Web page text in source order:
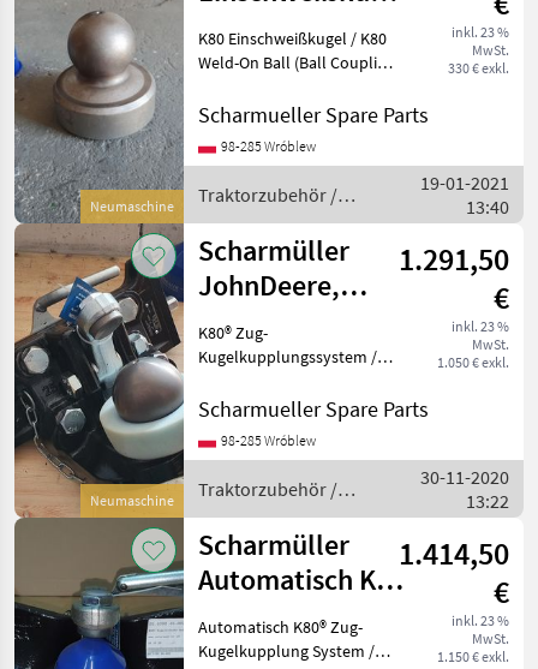
Neumaschine
/ K80 Weld-On
Ball
inkl. 23 %
MwSt.
330 € exkl.
K80 Einschweißkugel / K80
Weld-On Ball (Ball Coupling
(also available with a
holder Art.Nr. 02.481.351) ---
---//// Schreib uns
Scharmueller Spare Parts
98-285 Wróblew
Traktorzubehör /
Scharmüller
19-01-2021
13:40
Neumaschine
Scharmüller
JohnDeere,
Valtra, Kubota,
Fendt, MF, JCB
1.291,50
€
inkl. 23 %
MwSt.
1.050 € exkl.
K80® Zug-
Kugelkupplungssystem /
Kugelkupplungssystem
Artikel Nummer. 07.6330.42-
A02 Dimension 330/25/32
Dimensionen / wir haben
andere Dime
Scharmueller Spare Parts
98-285 Wróblew
Traktorzubehör /
Scharmüller
30-11-2020
13:22
Scharmüller
Automatisch K80
Kugeleinsatz /
Ball K80 insert
1.414,50
€
inkl. 23 %
MwSt.
1.150 € exkl.
Automatisch K80® Zug-
Kugelkupplung System /